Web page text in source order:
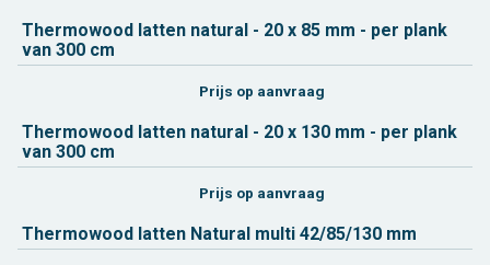
Ther­mo­wood lat­ten na­tu­ral - 20 x 85 mm - per plank
van 300 cm
Prijs op aan­vraag
Ther­mo­wood lat­ten na­tu­ral - 20 x 130 mm - per plank
van 300 cm
Prijs op aan­vraag
Ther­mo­wood lat­ten Na­tu­ral multi 42/85/130 mm